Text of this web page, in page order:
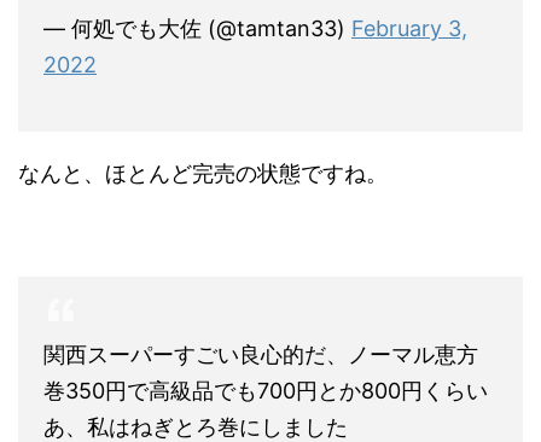
— 何処でも大佐 (@tamtan33) February 3,
2022
なんと、ほとんど完売の状態ですね。
関西スーパーすごい良心的だ、ノーマル恵方
巻350円で高級品でも700円とか800円くらい
あ、私はねぎとろ巻にしました